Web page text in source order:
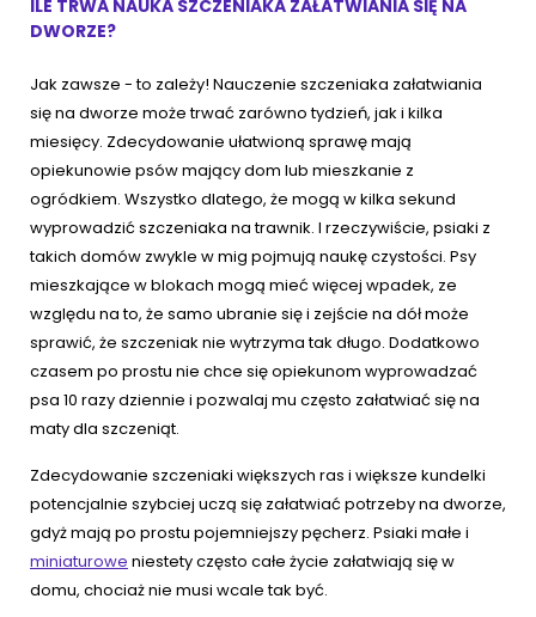
ILE TRWA NAUKA SZCZENIAKA ZAŁATWIANIA SIĘ NA
DWORZE?
Jak zawsze - to zależy! Nauczenie szczeniaka załatwiania
się na dworze może trwać zarówno tydzień, jak i kilka
miesięcy. Zdecydowanie ułatwioną sprawę mają
opiekunowie psów mający dom lub mieszkanie z
ogródkiem. Wszystko dlatego, że mogą w kilka sekund
wyprowadzić szczeniaka na trawnik. I rzeczywiście, psiaki z
takich domów zwykle w mig pojmują naukę czystości. Psy
mieszkające w blokach mogą mieć więcej wpadek, ze
względu na to, że samo ubranie się i zejście na dół może
sprawić, że szczeniak nie wytrzyma tak długo. Dodatkowo
czasem po prostu nie chce się opiekunom wyprowadzać
psa 10 razy dziennie i pozwalaj mu często załatwiać się na
maty dla szczeniąt.
Zdecydowanie szczeniaki większych ras i większe kundelki
potencjalnie szybciej uczą się załatwiać potrzeby na dworze,
gdyż mają po prostu pojemniejszy pęcherz. Psiaki małe i
miniaturowe niestety często całe życie załatwiają się w
domu, chociaż nie musi wcale tak być.